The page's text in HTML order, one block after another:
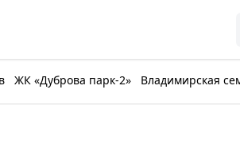
ЖК «Дуброва парк-2» Владимирская